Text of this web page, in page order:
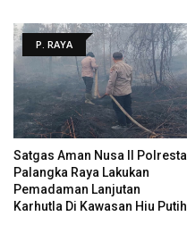
P. RAYA
Satgas Aman Nusa II Polresta
Palangka Raya Lakukan
Pemadaman Lanjutan
Karhutla Di Kawasan Hiu Putih